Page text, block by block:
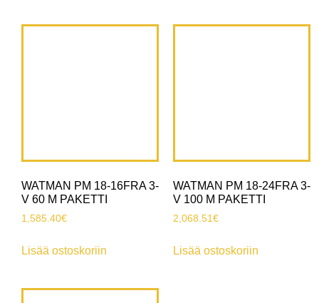
WATMAN PM 18-16FRA 3-
V 60 M PAKETTI
1,585.40€
Lisää ostoskoriin
WATMAN PM 18-24FRA 3-
V 100 M PAKETTI
2,068.51€
Lisää ostoskoriin